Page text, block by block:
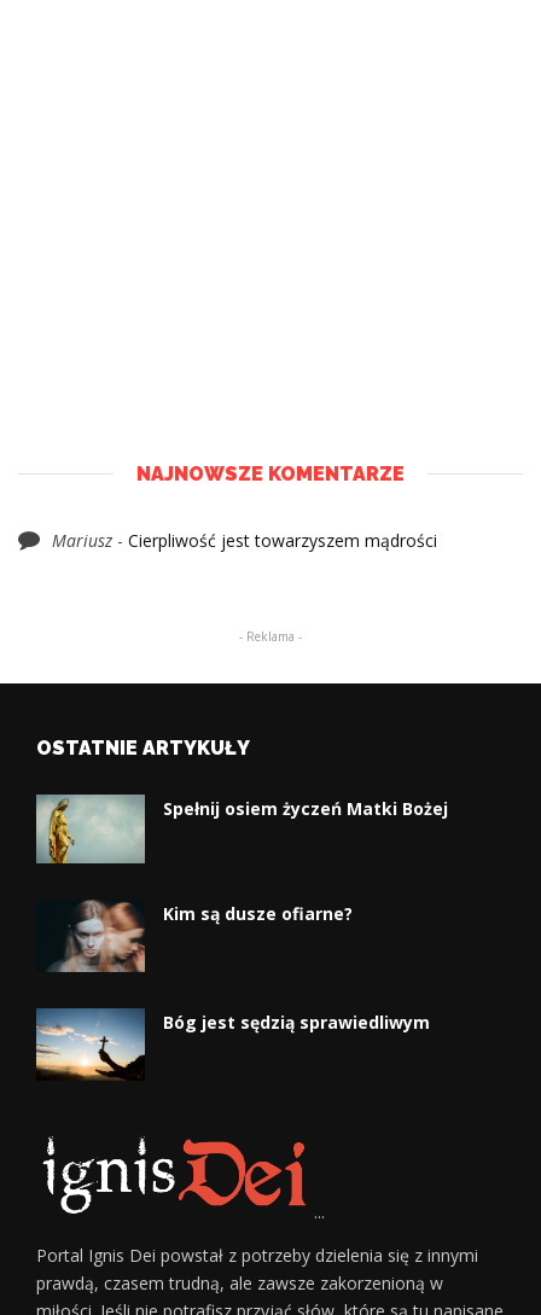
NAJNOWSZE KOMENTARZE
Mariusz - Cierpliwość jest towarzyszem mądrości
- Reklama -
OSTATNIE ARTYKUŁY
Spełnij osiem życzeń Matki Bożej
Kim są dusze ofiarne?
Bóg jest sędzią sprawiedliwym
...
Portal Ignis Dei powstał z potrzeby dzielenia się z innymi
prawdą, czasem trudną, ale zawsze zakorzenioną w